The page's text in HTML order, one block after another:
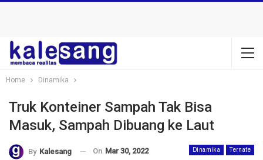
Home Dinamika
Truk Konteiner Sampah Tak Bisa
Masuk, Sampah Dibuang ke Laut
Dinamika Ternate
By Kalesang On Mar 30, 2022